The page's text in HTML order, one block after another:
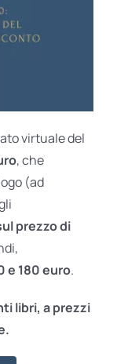
virtuale del
, che
(ad
prezzo di
e 180 euro.
libri, a prezzi